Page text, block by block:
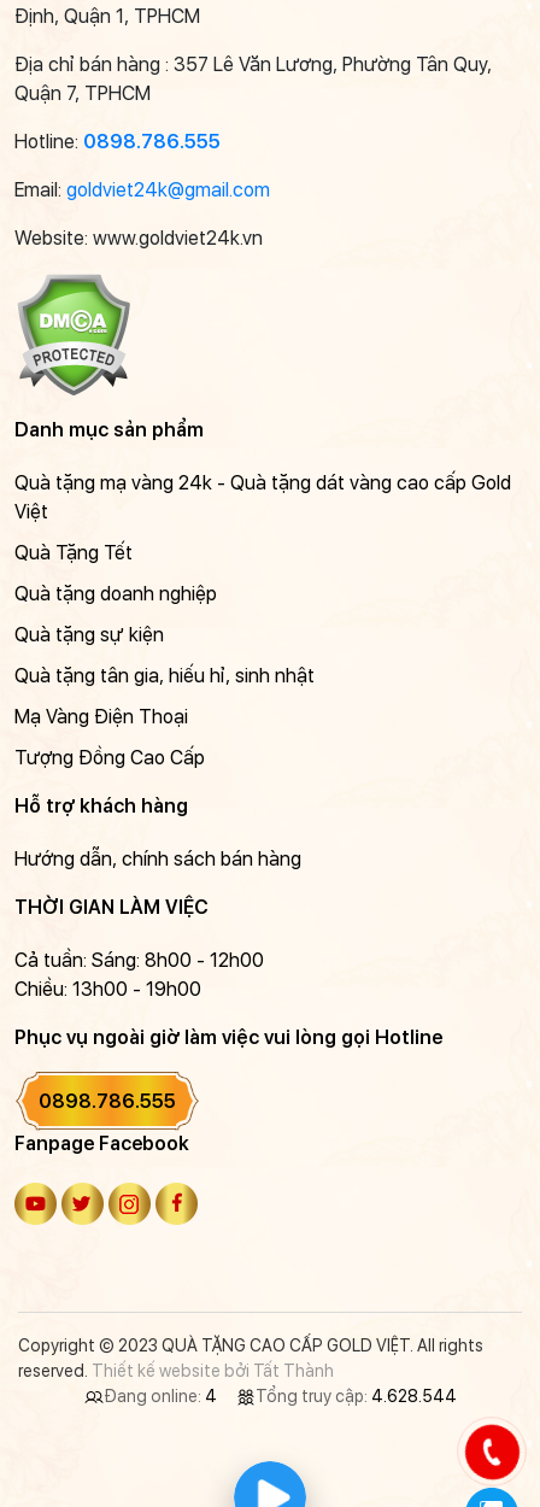
Định, Quận 1, TPHCM
Địa chỉ bán hàng : 357 Lê Văn Lương, Phường Tân Quy,
Quận 7, TPHCM
Hotline: 0898.786.555
Email: goldviet24k@gmail.com
Website: www.goldviet24k.vn
Danh mục sản phẩm
Quà tặng mạ vàng 24k - Quà tặng dát vàng cao cấp Gold
Việt
Quà Tặng Tết
Quà tặng doanh nghiệp
Quà tặng sự kiện
Quà tặng tân gia, hiếu hỉ, sinh nhật
Mạ Vàng Điện Thoại
Tượng Đồng Cao Cấp
Hỗ trợ khách hàng
Hướng dẫn, chính sách bán hàng
THỜI GIAN LÀM VIỆC
Cả tuần: Sáng: 8h00 - 12h00
Chiều: 13h00 - 19h00
Phục vụ ngoài giờ làm việc vui lòng gọi Hotline
0898.786.555
Fanpage Facebook
Copyright © 2023 QUÀ TẶNG CAO CẤP GOLD VIỆT. All rights
reserved. Thiết kế website bởi Tất Thành
Đang online: 4 Tổng truy cập: 4.628.544